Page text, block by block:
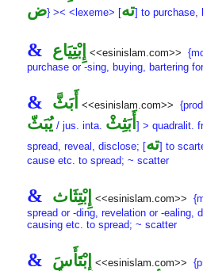
ض} >< <lexeme> [ته] to purchase,
& إِبْتِيَاع <<esinislam.com>>
purchase or -sing, buying, bartering for
& أَبَثَّ <<esinislam.com>> {prod
يُبَثّ / jus. inta. أَبَثِثْ ] > quadralit.
spread, reveal, disclose; [ته] to
cause etc. to spread; ~ scatter
& إِبْتِثَاث <<esinislam.com>>
spread or -ding, revelation or -ealing,
causing etc. to spread; ~ scatter
& إِبْتَأَسَ <<esinislam.com>>